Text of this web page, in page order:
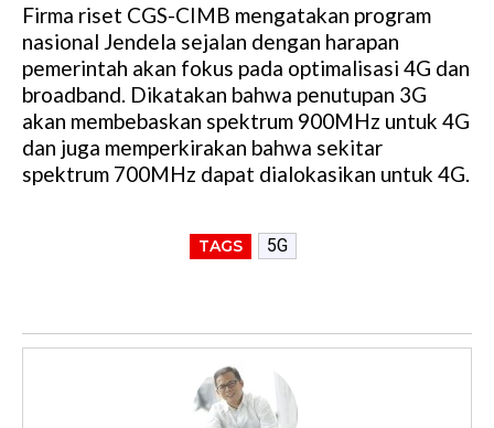
Firma riset CGS-CIMB mengatakan program
nasional Jendela sejalan dengan harapan
pemerintah akan fokus pada optimalisasi 4G dan
broadband. Dikatakan bahwa penutupan 3G
akan membebaskan spektrum 900MHz untuk 4G
dan juga memperkirakan bahwa sekitar
spektrum 700MHz dapat dialokasikan untuk 4G.
TAGS 5G